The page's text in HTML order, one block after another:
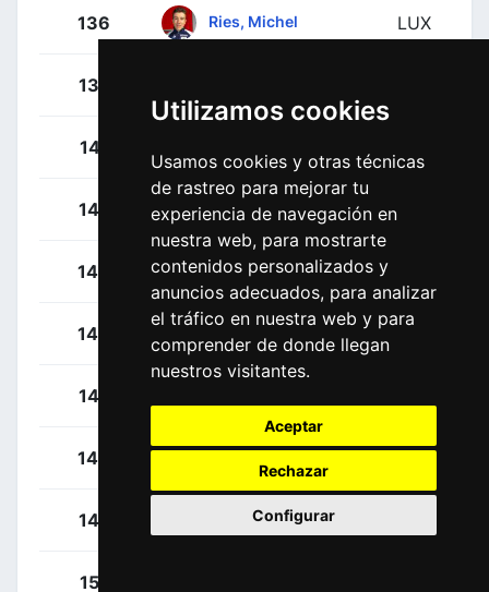
Utilizamos cookies
Usamos cookies y otras técnicas
de rastreo para mejorar tu
experiencia de navegación en
nuestra web, para mostrarte
contenidos personalizados y
anuncios adecuados, para analizar
el tráfico en nuestra web y para
comprender de donde llegan
nuestros visitantes.
Aceptar
Rechazar
Configurar
136 Ries, Michel LUX
137
141
142 Covi, Alessandro
143 Conti, Valerio
144 Formolo, Davide
145
146 Majka, Rafal
147 Ulissi, Diego
151